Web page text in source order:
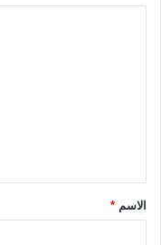
ق
*الاسم *